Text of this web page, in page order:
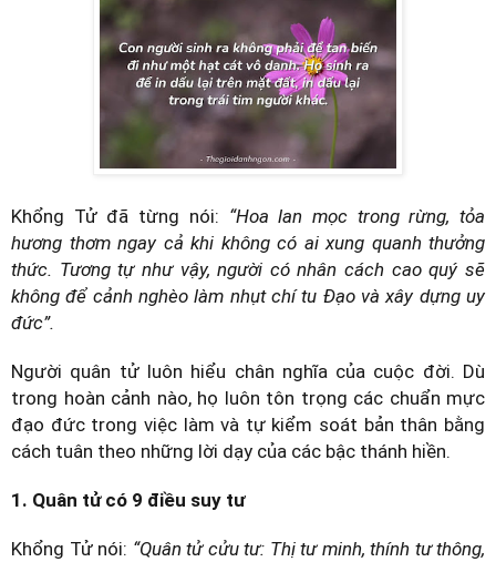
Khổng Tử đã từng nói: “Hoa lan mọc trong rừng, tỏa
hương thơm ngay cả khi không có ai xung quanh thưởng
thức. Tương tự như vậy, người có nhân cách cao quý sẽ
không để cảnh nghèo làm nhụt chí tu Đạo và xây dựng uy
đức”.
Người quân tử luôn hiểu chân nghĩa của cuộc đời. Dù
trong hoàn cảnh nào, họ luôn tôn trọng các chuẩn mực
đạo đức trong việc làm và tự kiểm soát bản thân bằng
cách tuân theo những lời dạy của các bậc thánh hiền.
1. Quân tử có 9 điều suy tư
Khổng Tử nói: “Quân tử cửu tư: Thị tư minh, thính tư thông,